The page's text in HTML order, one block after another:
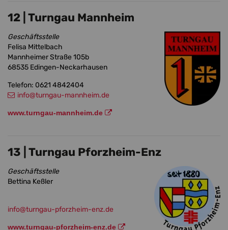
12 | Turngau Mannheim
Geschäftsstelle
Felisa Mittelbach
Mannheimer Straße 105b
68535 Edingen-Neckarhausen
Telefon: 0621 4842404
info@turngau-mannheim.de
www.turngau-mannheim.de
13 | Turngau Pforzheim-Enz
Geschäftsstelle
Bettina Keßler
info@turngau-pforzheim-enz.de
www.turngau-pforzheim-enz.de